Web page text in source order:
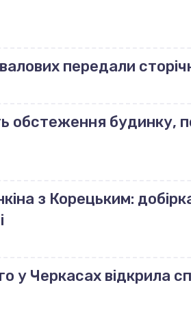
передали
обстеження будинку,
з Корецьким:
у Черкасах відкрила